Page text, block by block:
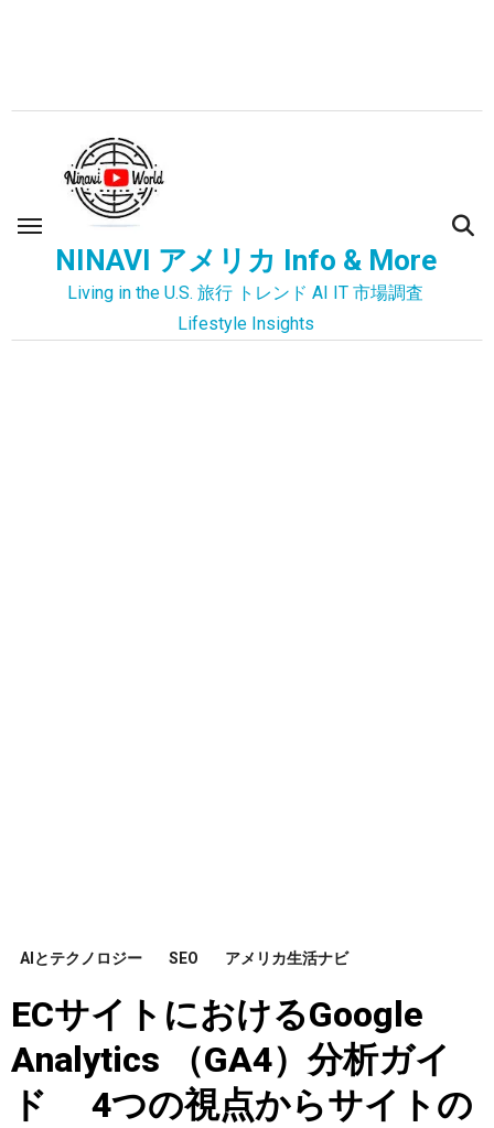
ス
NINAVI アメリカ Info & More
Living in the U.S. 旅行 トレンド AI IT 市場調査
Lifestyle Insights
AIとテクノロジー SEO アメリカ生活ナビ
ECサイトにおけるGoogle
Analytics （GA4）分析ガイ
ド 4つの視点からサイトの